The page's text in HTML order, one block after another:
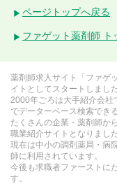
ページトップへ戻る
ファゲット薬剤師 ト
薬剤師求人サイト「ファゲ
イトとしてスタートしました
2000年ごろは大手紹介会社
でデーターベース検索でき
たくさんの企業・薬剤師か
職業紹介サイトとなりました
現在は中小の調剤薬局・病
師に利用されています。
今後も求職者ファーストに
す。